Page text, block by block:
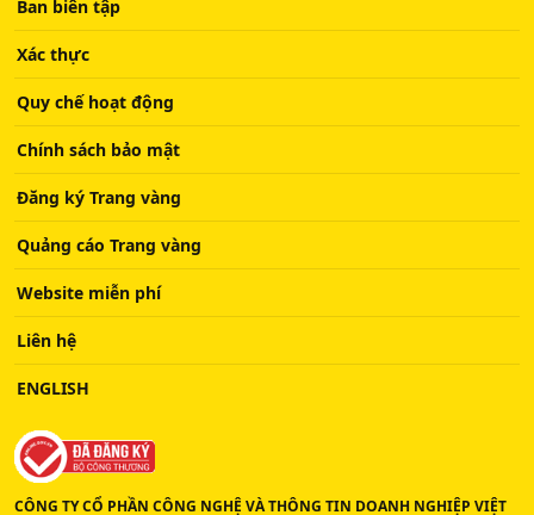
Ban biên tập
Xác thực
Quy chế hoạt động
Chính sách bảo mật
Đăng ký Trang vàng
Quảng cáo Trang vàng
Website miễn phí
Liên hệ
ENGLISH
CÔNG TY CỔ PHẦN CÔNG NGHỆ VÀ THÔNG TIN DOANH NGHIỆP VIỆT